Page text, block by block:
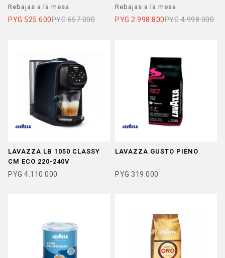
P/1
Rebajas a la mesa
PYG 525.600PYG 657.000
RICHARD SAPPER
Rebajas a la mesa
PYG 2.998.800PYG 4.998.000
LAVAZZA LB 1050 CLASSY
CM ECO 220-240V
PYG 4.110.000
LAVAZZA GUSTO PIENO
PYG 319.000